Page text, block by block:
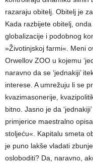
razaraju obitelj. Obitelj je
Kada razbijete obitelj,
globalizacije i podobnog
»Životinjskoj farmi«. Meni
Orwellov ZOO u kojemu
naravno da se ‘jednakiji’
interese. A umrežuju li se
kvazimasonerije,
bitno. Jasno je da
primjerice maestralno
stoljeću«. Kapitalu smeta
je puno lakše vladati
osloboditi? Da, naravno,